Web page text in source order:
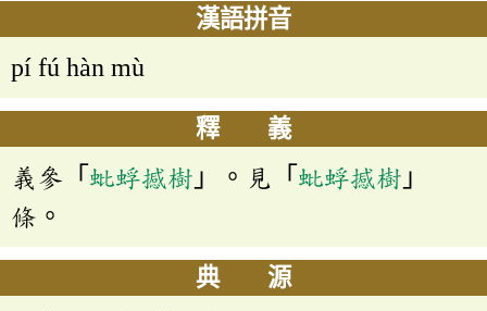
漢語拼音
pí fú hàn mù
釋 義
義參「 蚍蜉撼樹 」。見「 蚍蜉撼樹 」
條。
典 源